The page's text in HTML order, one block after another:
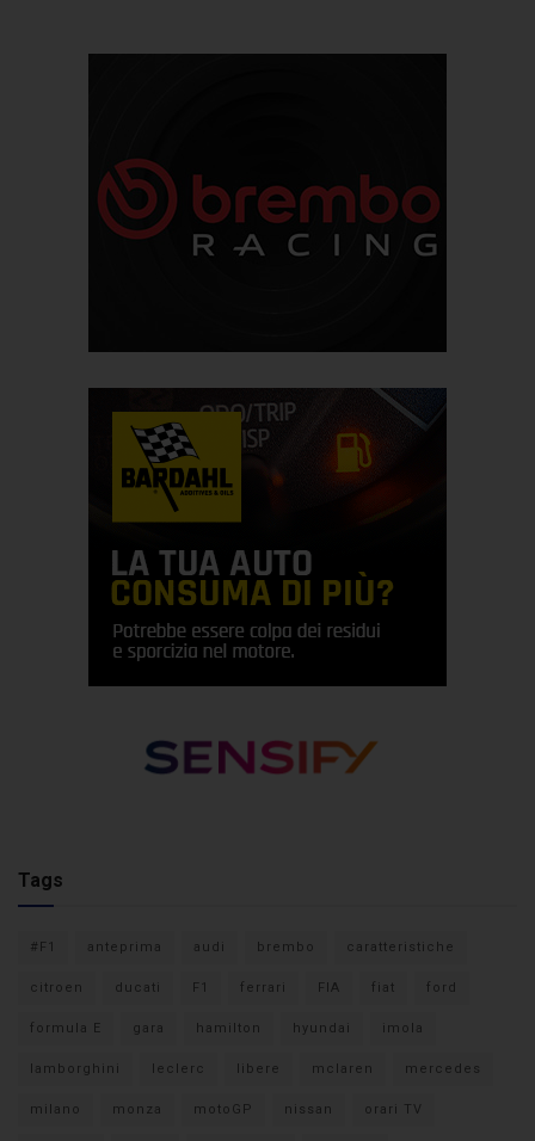
Tags
#F1 anteprima audi brembo caratteristiche
citroen ducati F1 ferrari FIA fiat ford
formula E gara hamilton hyundai imola
lamborghini leclerc libere mclaren mercedes
milano monza motoGP nissan orari TV